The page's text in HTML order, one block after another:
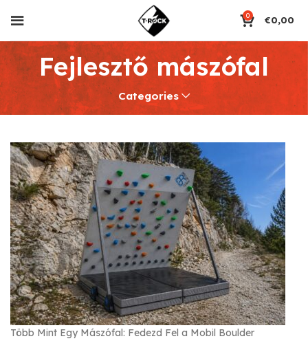
0 €0,00
Fejlesztő mászófal
Categories
Több Mint Egy Mászófal: Fedezd Fel a Mobil Boulder